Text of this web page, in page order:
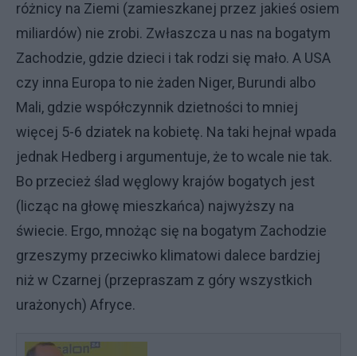
różnicy na Ziemi (zamieszkanej przez jakieś osiem
miliardów) nie zrobi. Zwłaszcza u nas na bogatym
Zachodzie, gdzie dzieci i tak rodzi się mało. A USA
czy inna Europa to nie żaden Niger, Burundi albo
Mali, gdzie współczynnik dzietności to mniej
więcej 5-6 dziatek na kobietę. Na taki hejnał wpada
jednak Hedberg i argumentuje, że to wcale nie tak.
Bo przecież ślad węglowy krajów bogatych jest
(licząc na głowę mieszkańca) najwyższy na
świecie. Ergo, mnożąc się na bogatym Zachodzie
grzeszymy przeciwko klimatowi dalece bardziej
niż w Czarnej (przepraszam z góry wszystkich
urażonych) Afryce.